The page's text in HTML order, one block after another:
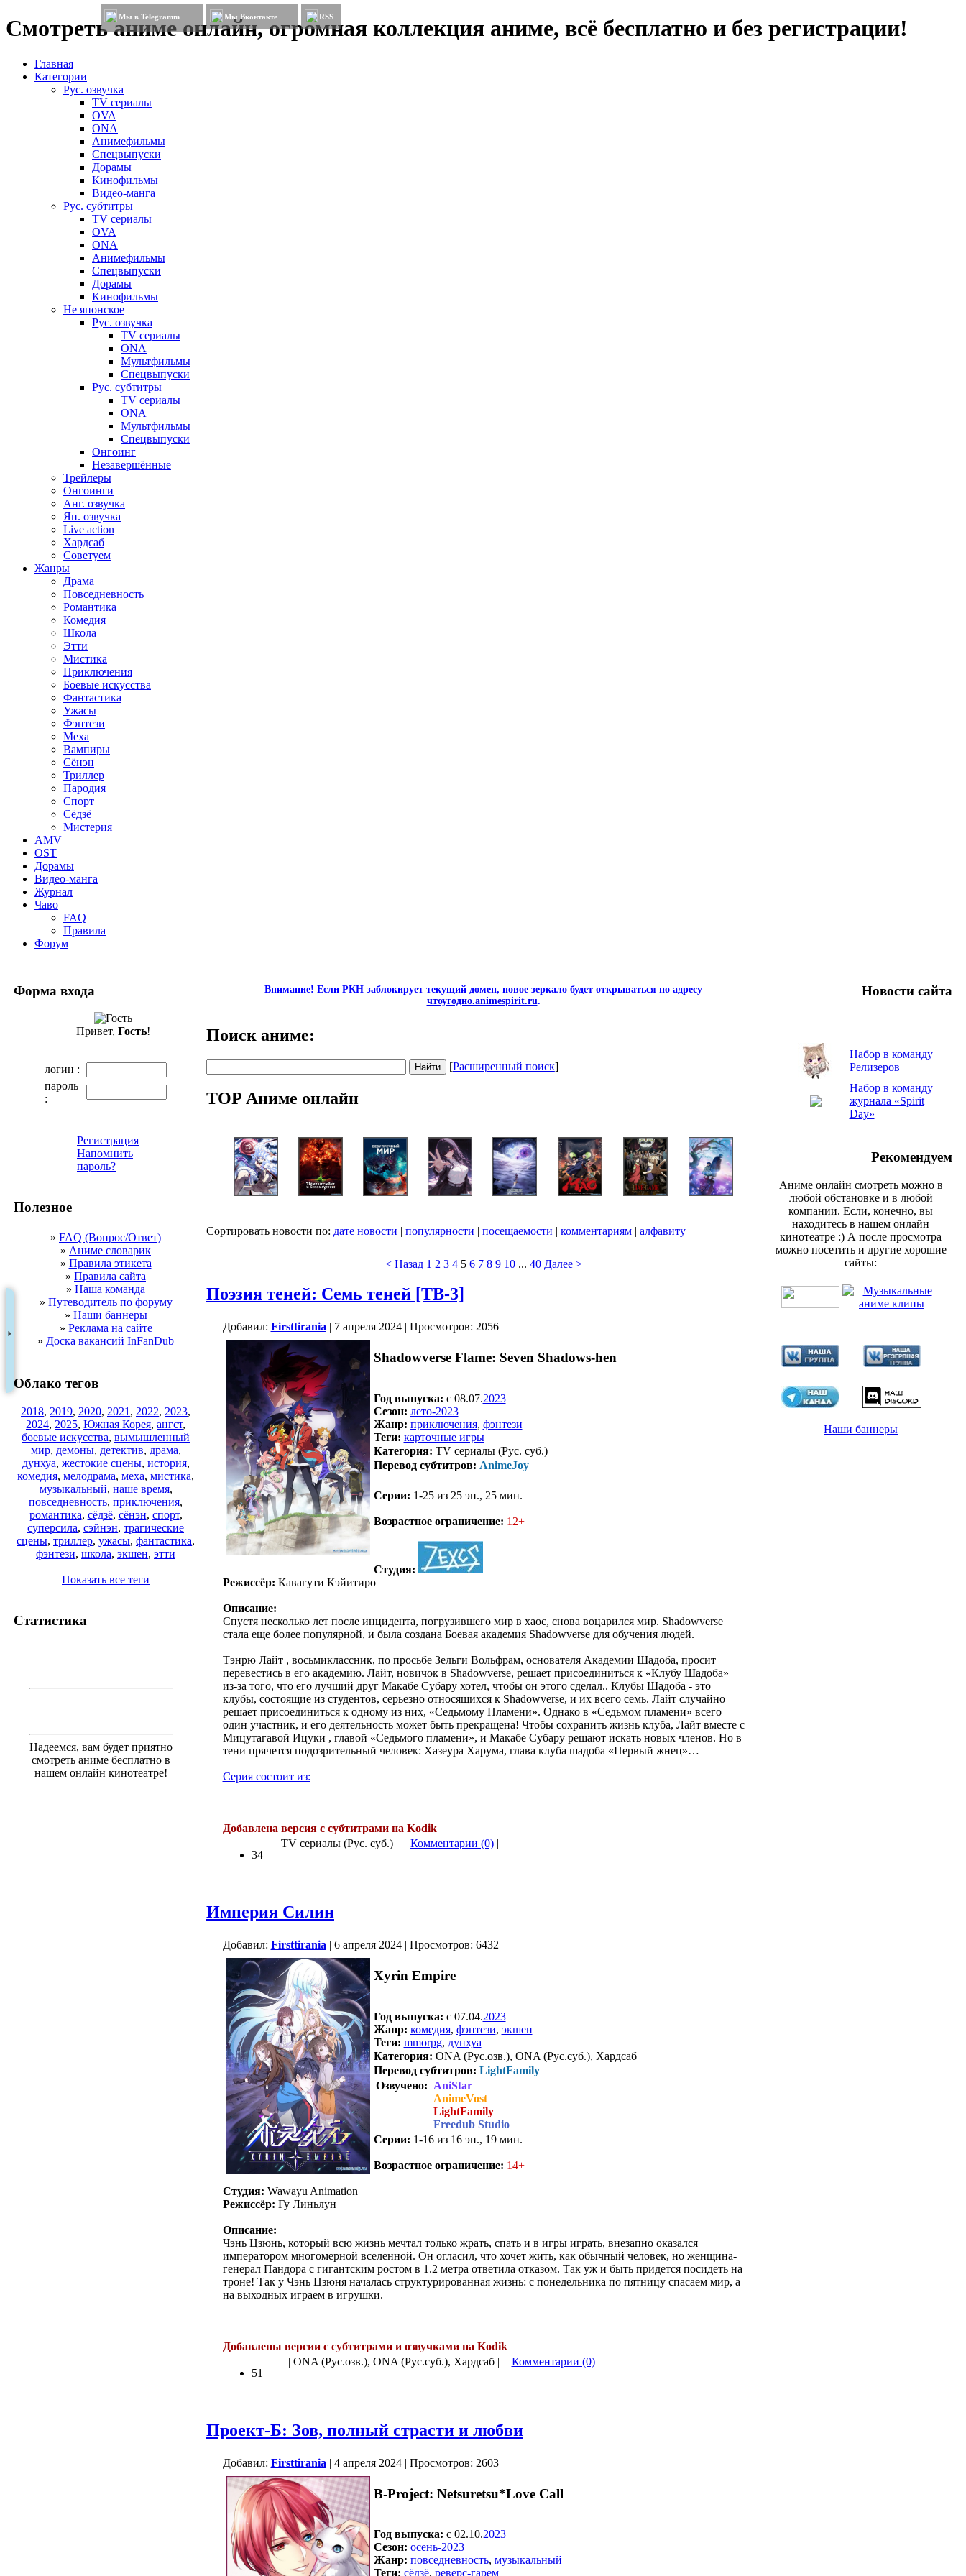
Смотреть аниме онлайн, огромная коллекция аниме, всё бесплатно и без регистрации!
Мы в Telegramm Мы Вконтакте RSS
Главная
Категории
Рус. озвучка
TV сериалы
OVA
ONA
Анимефильмы
Спецвыпуски
Дорамы
Кинофильмы
Видео-манга
Рус. субтитры
TV сериалы
OVA
ONA
Анимефильмы
Спецвыпуски
Дорамы
Кинофильмы
Не японское
Рус. озвучка
TV сериалы
ONA
Мультфильмы
Спецвыпуски
Рус. субтитры
TV сериалы
ONA
Мультфильмы
Спецвыпуски
Онгоинг
Незавершённые
Трейлеры
Онгоинги
Анг. озвучка
Яп. озвучка
Live action
Хардсаб
Советуем
Жанры
Драма
Повседневность
Романтика
Комедия
Школа
Этти
Мистика
Приключения
Боевые искусства
Фантастика
Ужасы
Фэнтези
Меха
Вампиры
Сёнэн
Триллер
Пародия
Спорт
Сёдзё
Мистерия
AMV
OST
Дорамы
Видео-манга
Журнал
Чаво
FAQ
Правила
Форум
Форма входа
Привет, Гость!
логин :
пароль
:
Регистрация
Напомнить
пароль?
Полезное
» FAQ (Вопрос/Ответ)
» Аниме словарик
» Правила этикета
» Правила сайта
» Наша команда
» Путеводитель по форуму
» Наши баннеры
» Реклама на сайте
» Доска вакансий InFanDub
Облако тегов
2018, 2019, 2020, 2021 , 2022, 2023,
2024, 2025, Южная Корея, ангст,
боевые искусства, вымышленный
мир, демоны, детектив, драма,
дунхуа, жестокие сцены, история,
комедия, мелодрама, меха, мистика,
музыкальный, наше время,
повседневность, приключения,
романтика, сёдзё, сёнэн, спорт,
суперсила, сэйнэн, трагические
сцены, триллер, ужасы, фантастика,
фэнтези, школа, экшен, этти
Показать все теги
Статистика
Надеемся, вам будет приятно
смотреть аниме бесплатно в
нашем онлайн кинотеатре!
Внимание! Если РКН заблокирует текущий домен, новое зеркало будет открываться по адресу
чтоугодно.animespirit.ru.
Поиск аниме:
[Расширенный поиск]
TOP Аниме онлайн
Сортировать новости по: дате новости | популярности | посещаемости | комментариям | алфавиту
< Назад 1 2 3 4 5 6 7 8 9 10... 40 Далее >
Поэзия теней: Семь теней [ТВ-3]
Добавил: Firsttirania | 7 апреля 2024 | Просмотров: 2056
Shadowverse Flame: Seven Shadows-hen
Год выпуска: c 08.07.2023
Сезон: лето-2023
Жанр: приключения, фэнтези
Теги: карточные игры
Категория: TV сериалы (Рус. суб.)
Перевод субтитров: AnimeJoy
Серии: 1-25 из 25 эп., 25 мин.
Возрастное ограничение: 12+
Студия:
Режиссёр: Кавагути Кэйитиро
Описание:
Спустя несколько лет после инцидента, погрузившего мир в хаос, снова воцарился мир. Shadowverse
стала еще более популярной, и была создана Боевая академия Shadowverse для обучения людей.
Тэнрю Лайт , восьмиклассник, по просьбе Зельги Вольфрам, основателя Академии Шадоба, просит
перевестись в его академию. Лайт, новичок в Shadowverse, решает присоединиться к «Клубу Шадоба»
из-за того, что его лучший друг Макабе Субару хотел, чтобы он этого сделал.. Клубы Шадоба - это
клубы, состоящие из студентов, серьезно относящихся к Shadowverse, и их всего семь. Лайт случайно
решает присоединиться к одному из них, «Седьмому Пламени». Однако в «Седьмом пламени» всего
один участник, и его деятельность может быть прекращена! Чтобы сохранить жизнь клуба, Лайт вместе с
Мицутагавой Ицуки , главой «Седьмого пламени», и Макабе Субару решают искать новых членов. Но в
тени прячется подозрительный человек: Хазеура Харума, глава клуба шадоба «Первый жнец»…
Серия состоит из:
Добавлена версия с субтитрами на Kodik
34
| TV сериалы (Рус. суб.) | Комментарии (0)|
Империя Силин
Добавил: Firsttirania | 6 апреля 2024 | Просмотров: 6432
Xyrin Empire
Год выпуска: c 07.04.2023
Жанр: комедия, фэнтези, экшен
Теги: mmorpg, дунхуа
Категория: ONA (Рус.озв.), ONA (Рус.суб.), Хардсаб
Перевод субтитров: LightFamily
Озвучено: AniStar
AnimeVost
LightFamily
Freedub Studio
Серии: 1-16 из 16 эп., 19 мин.
Возрастное ограничение: 14+
Студия: Wawayu Animation
Режиссёр: Гу Линьлун
Описание:
Чэнь Цзюнь, который всю жизнь мечтал только жрать, спать и в игры играть, внезапно оказался
императором многомерной вселенной. Он огласил, что хочет жить, как обычный человек, но женщина-
генерал Пандора с гигантским ростом в 1.2 метра ответила отказом. Так уж и быть придется посидеть на
троне! Так у Чэнь Цзюня началась структурированная жизнь: с понедельника по пятницу спасаем мир, а
на выходных играем в игрушки.
Добавлены версии с субтитрами и озвучками на Kodik
51
| ONA (Рус.озв.), ONA (Рус.суб.), Хардсаб | Комментарии (0)|
Проект-Б: Зов, полный страсти и любви
Добавил: Firsttirania | 4 апреля 2024 | Просмотров: 2603
B-Project: Netsuretsu*Love Call
Год выпуска: c 02.10.2023
Сезон: осень-2023
Жанр: повседневность, музыкальный
Теги: сёдзё, реверс-гарем
Новости сайта
Набор в команду
Релизеров
Набор в команду
журнала «Spirit
Day»
Рекомендуем
Аниме онлайн смотреть можно в
любой обстановке и в любой
компании. Если, конечно, вы
находитесь в нашем онлайн
кинотеатре :) А после просмотра
можно посетить и другие хорошие
сайты:
Наши баннеры